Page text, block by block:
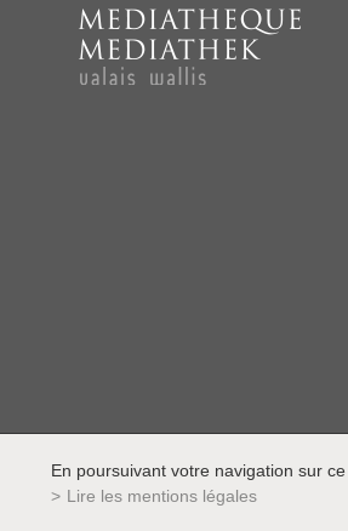
En poursuivant votre navigation sur
Lire les mentions légales